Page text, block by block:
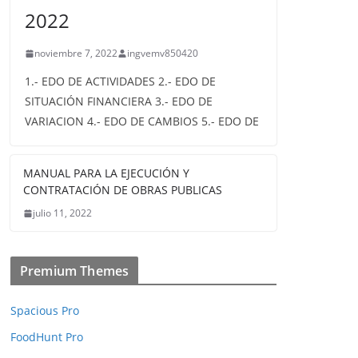
2022
noviembre 7, 2022 ingvemv850420
1.- EDO DE ACTIVIDADES 2.- EDO DE
SITUACIÓN FINANCIERA 3.- EDO DE
VARIACION 4.- EDO DE CAMBIOS 5.- EDO DE
MANUAL PARA LA EJECUCIÓN Y
CONTRATACIÓN DE OBRAS PUBLICAS
julio 11, 2022
Premium Themes
Spacious Pro
FoodHunt Pro